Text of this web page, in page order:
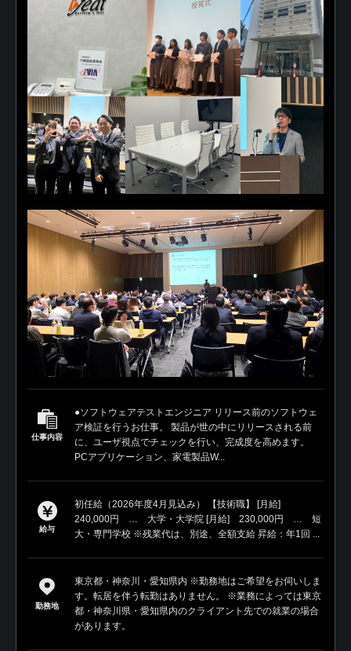
仕事内容
●ソフトウェアテストエンジニア リリース前のソフトウェ
ア検証を行うお仕事。 製品が世の中にリリースされる前
に、ユーザ視点でチェックを行い、完成度を高めます。
PCアプリケーション、家電製品W...
給与
初任給（2026年度4月見込み） 【技術職】 [月給]
240,000円 … 大学・大学院 [月給] 230,000円 … 短
大・専門学校 ※残業代は、別途、全額支給 昇給：年1回 ...
勤務地
東京都・神奈川・愛知県内 ※勤務地はご希望をお伺いしま
す。転居を伴う転勤はありません。 ※業務によっては東京
都・神奈川県・愛知県内のクライアント先での就業の場合
があります。